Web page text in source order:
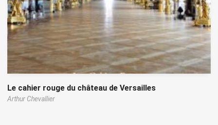
Le cahier rouge du château de Versailles
Arthur Chevallier